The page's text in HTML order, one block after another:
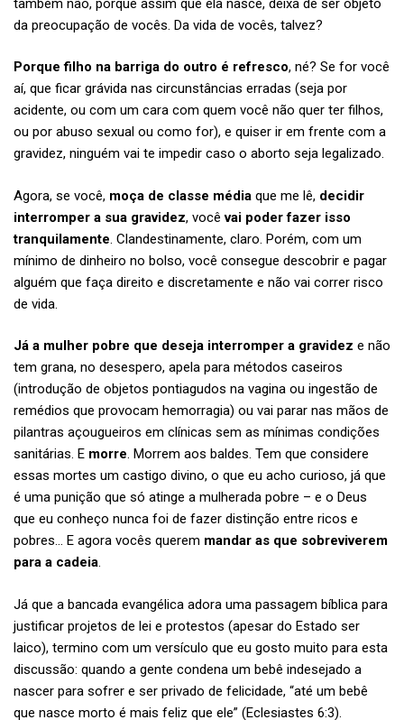
também não, porque assim que ela nasce, deixa de ser objeto
da preocupação de vocês. Da vida de vocês, talvez?
Porque filho na barriga do outro é refresco, né? Se for você
aí, que ficar grávida nas circunstâncias erradas (seja por
acidente, ou com um cara com quem você não quer ter filhos,
ou por abuso sexual ou como for), e quiser ir em frente com a
gravidez, ninguém vai te impedir caso o aborto seja legalizado.
Agora, se você, moça de classe média que me lê, decidir
interromper a sua gravidez, vocêvai poder fazer isso
tranquilamente. Clandestinamente, claro. Porém, com um
mínimo de dinheiro no bolso, você consegue descobrir e pagar
alguém que faça direito e discretamente e não vai correr risco
de vida.
Já a mulher pobre que deseja interromper a gravidez e não
tem grana, no desespero, apela para métodos caseiros
(introdução de objetos pontiagudos na vagina ou ingestão de
remédios que provocam hemorragia) ou vai parar nas mãos de
pilantras açougueiros em clínicas sem as mínimas condições
sanitárias. E morre. Morrem aos baldes. Tem que considere
essas mortes um castigo divino, o que eu acho curioso, já que
é uma punição que só atinge a mulherada pobre – e o Deus
que eu conheço nunca foi de fazer distinção entre ricos e
pobres… E agora vocês querem mandar as que sobreviverem
para a cadeia.
Já que a bancada evangélica adora uma passagem bíblica para
justificar projetos de lei e protestos (apesar do Estado ser
laico), termino com um versículo que eu gosto muito para esta
discussão: quando a gente condena um bebê indesejado a
nascer para sofrer e ser privado de felicidade, “até um bebê
que nasce morto é mais feliz que ele” (Eclesiastes 6:3).